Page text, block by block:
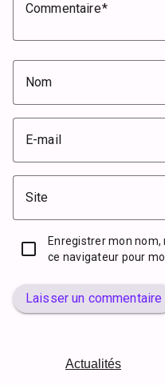
Commentaire
Nom
E-mail
Site
Enregistrer mon
ce navigateur pour
Laisser un commentaire
Actualités